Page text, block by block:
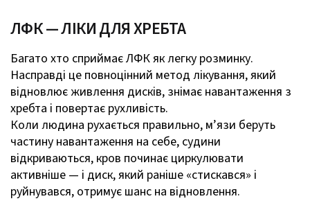
ЛФК — ЛІКИ ДЛЯ ХРЕБТА
Багато хто сприймає ЛФК як легку розминку.
Насправді це повноцінний метод лікування, який
відновлює живлення дисків, знімає навантаження з
хребта і повертає рухливість.
Коли людина рухається правильно, м’язи беруть
частину навантаження на себе, судини
відкриваються, кров починає циркулювати
активніше — і диск, який раніше «стискався» і
руйнувався, отримує шанс на відновлення.